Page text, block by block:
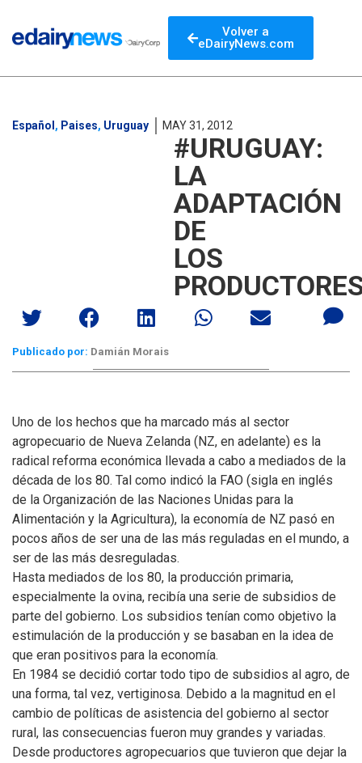
Volver a
eDairyNews.com
Español , Paises, Uruguay MAY 31, 2012
#URUGUAY:
LA
ADAPTACIÓN
DE
LOS
Publicado por: Damián Morais
Uno de los hechos que ha marcado más al sector
agropecuario de Nueva Zelanda (NZ, en adelante) es la
radical reforma económica llevada a cabo a mediados de la
década de los 80. Tal como indicó la FAO (sigla en inglés
de la Organización de las Naciones Unidas para la
Alimentación y la Agricultura), la economía de NZ pasó en
pocos años de ser una de las más reguladas en el mundo, a
ser de las más desreguladas.
Hasta mediados de los 80, la producción primaria,
especialmente la ovina, recibía una serie de subsidios de
parte del gobierno. Los subsidios tenían como objetivo la
estimulación de la producción y se basaban en la idea de
que eran positivos para la economía.
En 1984 se decidió cortar todo tipo de subsidios al agro, de
una forma, tal vez, vertiginosa. Debido a la magnitud en el
cambio de políticas de asistencia del gobierno al sector
rural, las consecuencias fueron muy grandes y variadas.
Desde productores agropecuarios que tuvieron que dejar la